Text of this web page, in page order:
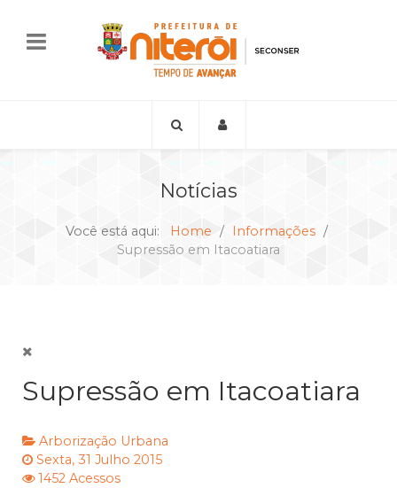
Notícias
Você está aqui: Home
Informações
Supressão em Itacoatiara
Supressão em Itacoatiara
Arborização Urbana
Sexta, 31 Julho 2015
1452 Acessos